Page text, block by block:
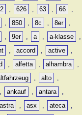
, 626 , 63 , 66
,
, 850 , 8c , 8er
,
, 9er , a , a-klasse
,
, accord , active
,
, alfetta , alhambra
,
, alto
,
, ankauf , antara
,
astra , asx , ateca
,